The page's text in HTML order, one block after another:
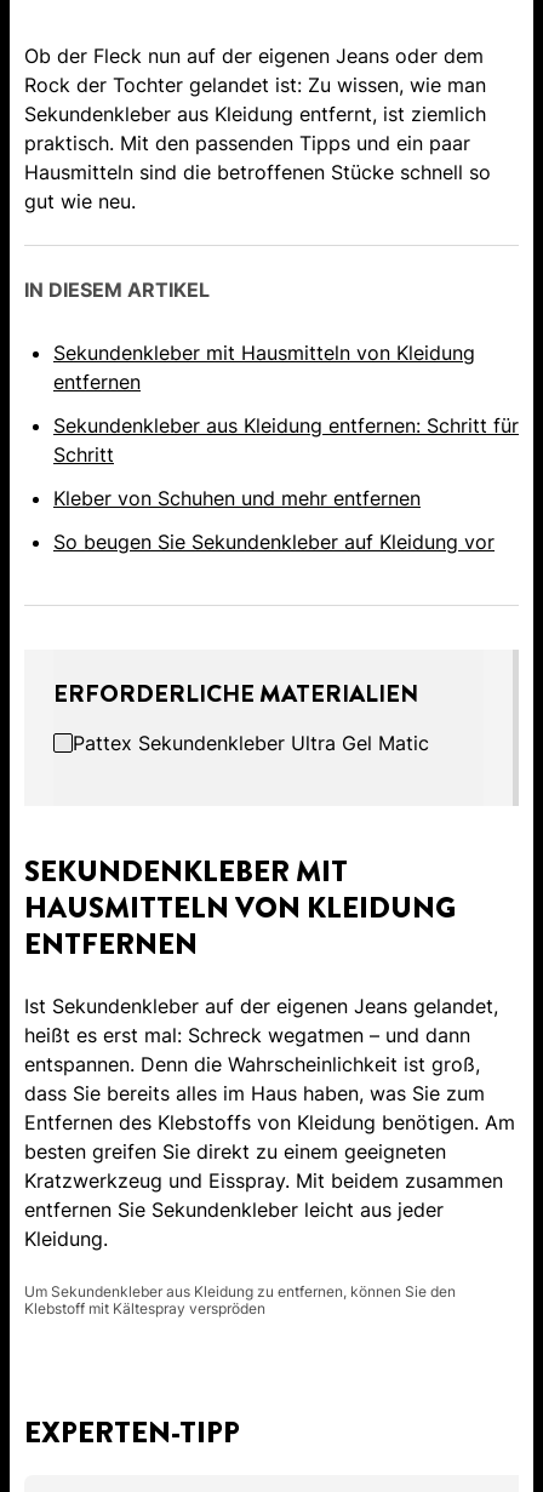
Ob der Fleck nun auf der eigenen Jeans oder dem
Rock der Tochter gelandet ist: Zu wissen, wie man
Sekundenkleber aus Kleidung entfernt, ist ziemlich
praktisch. Mit den passenden Tipps und ein paar
Hausmitteln sind die betroffenen Stücke schnell so
gut wie neu.
IN DIESEM ARTIKEL
Sekundenkleber mit Hausmitteln von Kleidung
entfernen
Sekundenkleber aus Kleidung entfernen: Schritt für
Schritt
Kleber von Schuhen und mehr entfernen
So beugen Sie Sekundenkleber auf Kleidung vor
SEKUNDENKLEBER MIT
HAUSMITTELN VON KLEIDUNG
ENTFERNEN
Ist Sekundenkleber auf der eigenen Jeans gelandet,
heißt es erst mal: Schreck wegatmen – und dann
entspannen. Denn die Wahrscheinlichkeit ist groß,
dass Sie bereits alles im Haus haben, was Sie zum
Entfernen des Klebstoffs von Kleidung benötigen. Am
besten greifen Sie direkt zu einem geeigneten
Kratzwerkzeug und Eisspray. Mit beidem zusammen
entfernen Sie Sekundenkleber leicht aus jeder
Kleidung.
ERFORDERLICHE MATERIALIEN
Pattex Sekundenkleber Ultra Gel Matic
Um Sekundenkleber aus Kleidung zu entfernen, können Sie den
Klebstoff mit Kältespray verspröden
EXPERTEN-TIPP